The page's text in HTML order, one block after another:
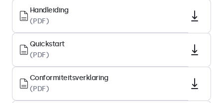
Schermdiagonaal
15.6 inch (396 mm)
Beeldverhouding
16:9 (4:3 instelbaar)
Native resolutie
1920 x 1080
Pixels per inch
Handleiding
(PDF)
Quickstart
(PDF)
Conformiteitsverklaring
(PDF)